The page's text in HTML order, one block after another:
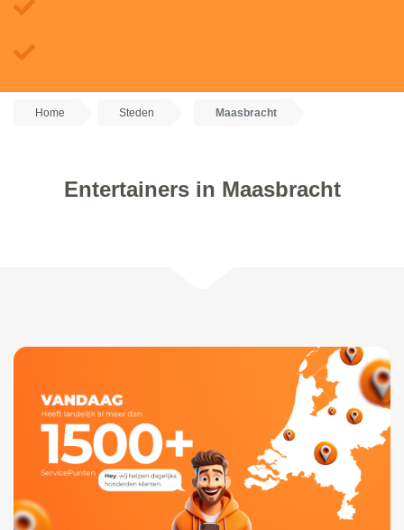
Home Steden Maasbracht
Entertainers in Maasbracht